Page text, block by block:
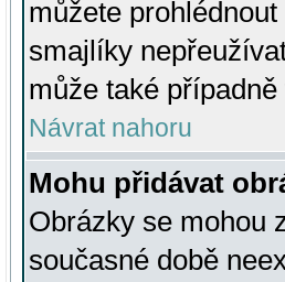
můžete
smajlíky
může také
Návrat nahoru
Mohu přidávat
Obrázky se mohou
současné době